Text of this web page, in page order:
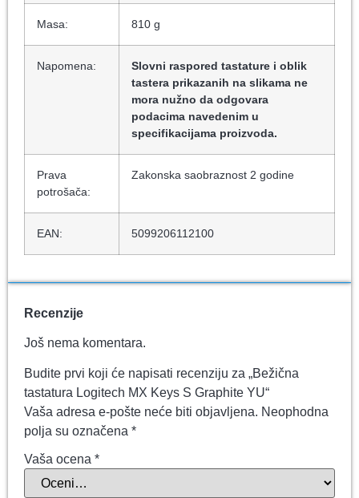
Masa: 810 g
Napomena:
Slovni raspored tastature i oblik
tastera prikazanih na slikama ne
mora nužno da odgovara
podacima navedenim u
specifikacijama proizvoda.
Prava
potrošača:
Zakonska saobraznost 2 godine
EAN: 5099206112100
Recenzije
Još nema komentara.
Budite prvi koji će napisati recenziju za „Bežična
tastatura Logitech MX Keys S Graphite YU“
Vaša adresa e-pošte neće biti objavljena. Neophodna
polja su označena *
Vaša ocena *